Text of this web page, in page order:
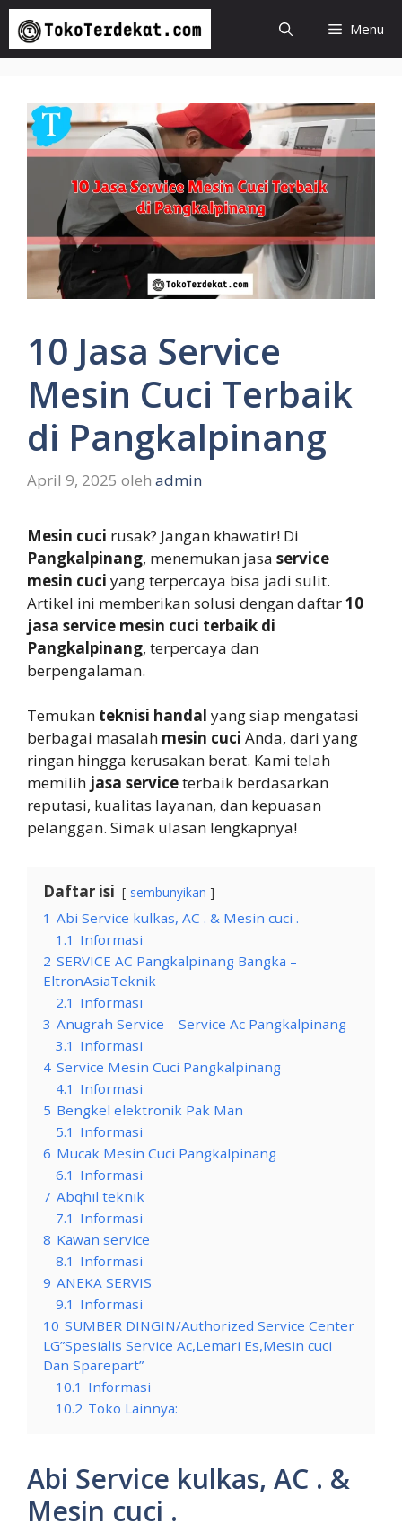
Langsung
isi
Menu
10 Jasa Service
Mesin Cuci Terbaik
di Pangkalpinang
April 9, 2025 oleh admin
Mesin cuci rusak? Jangan khawatir! Di
Pangkalpinang, menemukan jasa service
mesin cuci yang terpercaya bisa jadi sulit.
Artikel ini memberikan solusi dengan daftar10
jasa service mesin cuci terbaik di
Pangkalpinang, terpercaya dan
berpengalaman.
Temukan teknisi handal yang siap mengatasi
berbagai masalah mesin cuci Anda, dari yang
ringan hingga kerusakan berat. Kami telah
memilih jasa serviceterbaik berdasarkan
reputasi, kualitas layanan, dan kepuasan
pelanggan. Simak ulasan lengkapnya!
Daftar isi sembunyikan
1 Abi Service kulkas, AC . & Mesin cuci .
1.1 Informasi
2 SERVICE AC Pangkalpinang Bangka –
EltronAsiaTeknik
2.1 Informasi
3 Anugrah Service – Service Ac Pangkalpinang
3.1 Informasi
4 Service Mesin Cuci Pangkalpinang
4.1 Informasi
5 Bengkel elektronik Pak Man
5.1 Informasi
6 Mucak Mesin Cuci Pangkalpinang
6.1 Informasi
7 Abqhil teknik
7.1 Informasi
8 Kawan service
8.1 Informasi
9 ANEKA SERVIS
9.1 Informasi
10 SUMBER DINGIN/Authorized Service Center
LG”Spesialis Service Ac,Lemari Es,Mesin cuci
Dan Sparepart”
10.1 Informasi
10.2 Toko Lainnya:
Abi Service kulkas, AC . &
Mesin cuci .